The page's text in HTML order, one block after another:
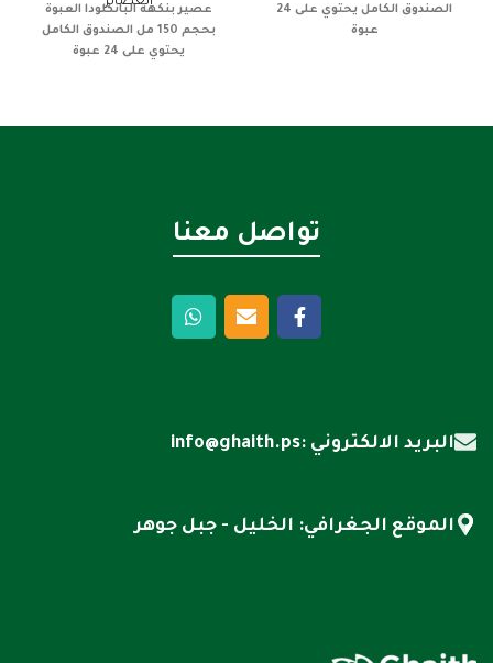
الصندوق الكامل يحتوي على 24
عبوة
عصير بنكهة البانكلودا العبوة
بحجم 150 مل
الصندوق الكامل
يحتوي على 24 عبوة
تواصل معنا
البريد الالكتروني :info@ghaith.ps
الموقع الجغرافي: الخليل - جبل جوهر